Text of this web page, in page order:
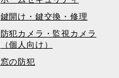
鍵開け・鍵交換・修理
防犯カメラ・監視カメラ
（個人向け）
窓の防犯